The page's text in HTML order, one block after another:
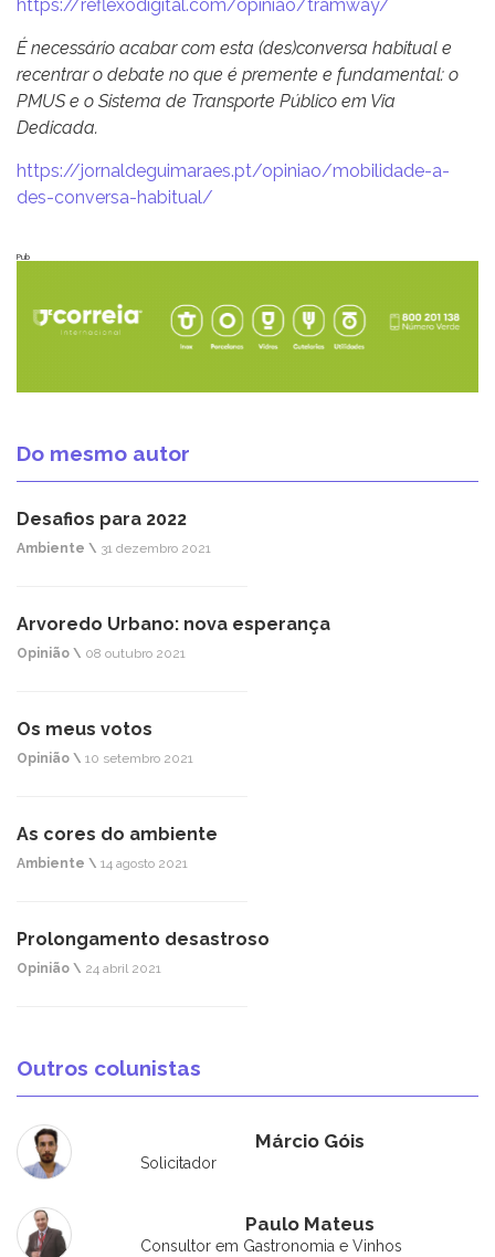
https://reflexodigital.com/opiniao/tramway/
É necessário acabar com esta (des)conversa habitual e
recentrar o debate no que é premente e fundamental: o
PMUS e o Sistema de Transporte Público em Via
Dedicada.
https://jornaldeguimaraes.pt/opiniao/mobilidade-a-
des-conversa-habitual/
Pub
Do mesmo autor
Desafios para 2022
Ambiente \ 31 dezembro 2021
Arvoredo Urbano: nova esperança
Opinião \ 08 outubro 2021
Os meus votos
Opinião \ 10 setembro 2021
As cores do ambiente
Ambiente \ 14 agosto 2021
Prolongamento desastroso
Opinião \ 24 abril 2021
Outros colunistas
Márcio Góis
Solicitador
Paulo Mateus
Consultor em Gastronomia e Vinhos